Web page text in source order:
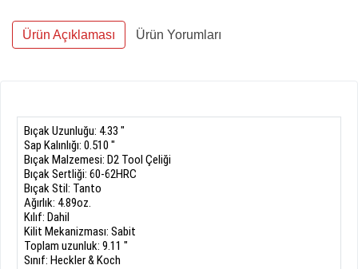
Ürün Açıklaması Ürün Yorumları
BıçakUzunluğu: 4.33 "
Sap Kalınlığı: 0.510 "
Bıçak Malzemesi: D2 Tool Çeliği
BıçakSertliği: 60-62HRC
BıçakStil: Tanto
Ağırlık: 4.89oz.
Kılıf: Dahil
Kilit Mekanizması: Sabit
Toplam uzunluk: 9.11 "
Sınıf: Heckler& Koch